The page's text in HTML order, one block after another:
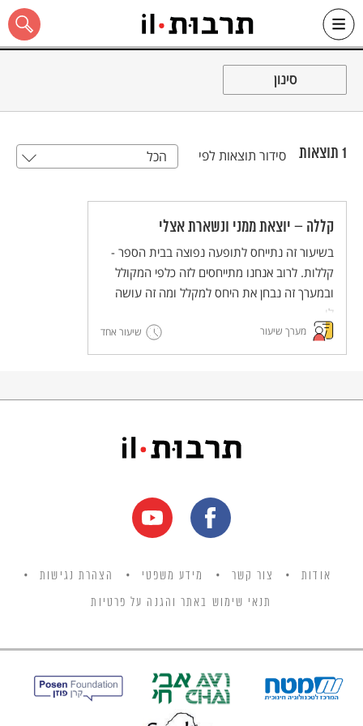
Skip
כל האתר
סינון
1 תוצאות סידור תוצאות לפי הכל
קללה – יוצאת ממני ונשארת אצלי
בשיעור זה נתייחס לתופעה נפוצה בבית הספר -
קללות. לרוב אנחנו מתייחסים לזה כלפי המקולל
ובמערך זה נבחן את היחס למקלל ומה זה עושה
לו.
מערך שיעור שיעור אחד
אודות צור קשר מידע משפטי הצהרת נגישות
תנאי שימוש באתר והגנה על פרטיות